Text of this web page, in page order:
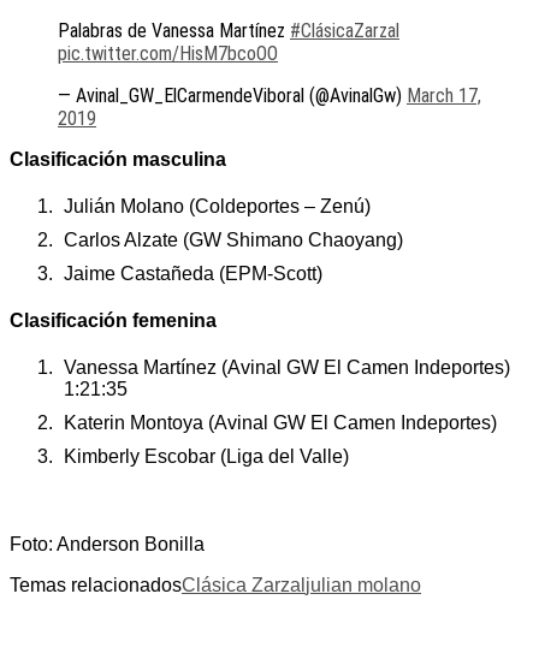
Palabras de Vanessa Martínez #ClásicaZarzal
pic.twitter.com/HisM7bcoOO
— Avinal_GW_ElCarmendeViboral (@AvinalGw) March 17,
2019
Clasificación masculina
Julián Molano (Coldeportes – Zenú)
Carlos Alzate (GW Shimano Chaoyang)
Jaime Castañeda (EPM-Scott)
Clasificación femenina
Vanessa Martínez (Avinal GW El Camen Indeportes)
1:21:35
Katerin Montoya (Avinal GW El Camen Indeportes)
Kimberly Escobar (Liga del Valle)
Foto: Anderson Bonilla
Temas relacionadosClásica Zarzal julian molano